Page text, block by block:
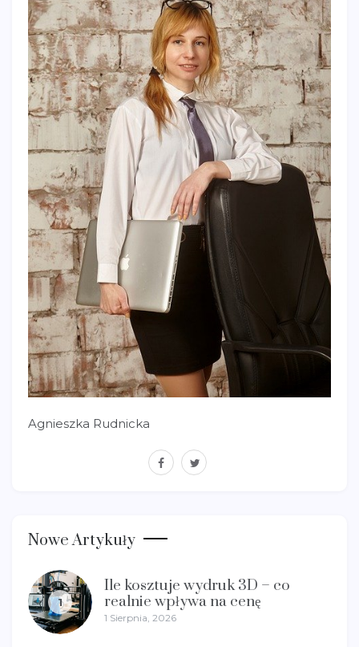
Agnieszka Rudnicka
facebook
twitter
Nowe Artykuły
1
Ile kosztuje wydruk 3D – co
realnie wpływa na cenę
1 Sierpnia, 2026